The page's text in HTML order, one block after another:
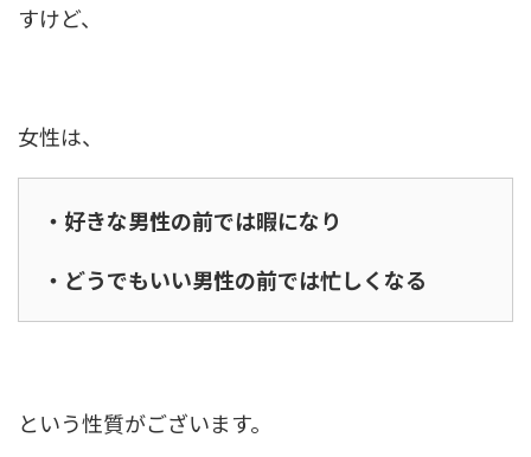
すけど、
女性は、
・好きな男性の前では暇になり
・どうでもいい男性の前では忙しくなる
という性質がございます。